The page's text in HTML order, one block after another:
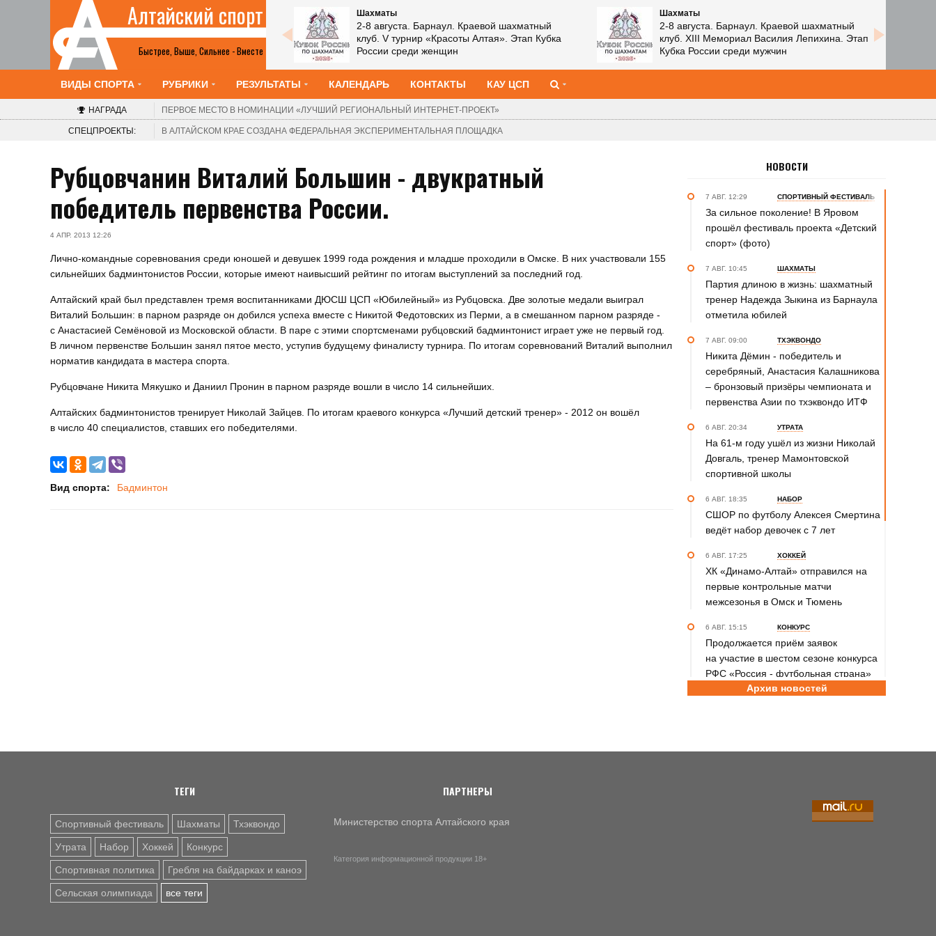
Быстрее, Выше, Сильнее - Вместе
Алтайский спорт
Все анонсы
Шахматы
2-8 августа. Барнаул. Краевой шахматный
клуб. V турнир «Красоты Алтая». Этап Кубка
России среди женщин
Шахматы
2-8 августа. Барнаул. Краевой шахматный
клуб. XIII Мемориал Василия Лепихина. Этап
Кубка России среди мужчин
ВИДЫ СПОРТА РУБРИКИ РЕЗУЛЬТАТЫ КАЛЕНДАРЬ КОНТАКТЫ КАУ ЦСП
НАГРАДА ПЕРВОЕ МЕСТО В НОМИНАЦИИ «ЛУЧШИЙ РЕГИОНАЛЬНЫЙ ИНТЕРНЕТ-ПРОЕКТ»
СПЕЦПРОЕКТЫ: В АЛТАЙСКОМ КРАЕ СОЗДАНА ФЕДЕРАЛЬНАЯ ЭКСПЕРИМЕНТАЛЬНАЯ ПЛОЩАДКА
Рубцовчанин Виталий Большин - двукратный
победитель первенства России.
4 АПР. 2013 12:26
Лично-командные соревнования среди юношей и девушек 1999 года рождения и младше проходили в Омске. В них участвовали 155
сильнейших бадминтонистов России, которые имеют наивысший рейтинг по итогам выступлений за последний год.
Алтайский край был представлен тремя воспитанниками ДЮСШ ЦСП «Юбилейный» из Рубцовска. Две золотые медали выиграл
Виталий Большин: в парном разряде он добился успеха вместе с Никитой Федотовских из Перми, а в смешанном парном разряде -
с Анастасией Семёновой из Московской области. В паре с этими спортсменами рубцовский бадминтонист играет уже не первый год.
В личном первенстве Большин занял пятое место, уступив будущему финалисту турнира. По итогам соревнований Виталий выполнил
норматив кандидата в мастера спорта.
Рубцовчане Никита Мякушко и Даниил Пронин в парном разряде вошли в число 14 сильнейших.
Алтайских бадминтонистов тренирует Николай Зайцев. По итогам краевого конкурса «Лучший детский тренер» - 2012 он вошёл
в число 40 специалистов, ставших его победителями.
Вид спорта: Бадминтон
НОВОСТИ
7 АВГ. 12:29 СПОРТИВНЫЙ ФЕСТИВАЛЬ
За сильное поколение! В Яровом
прошёл фестиваль проекта «Детский
спорт» (фото)
7 АВГ. 10:45 ШАХМАТЫ
Партия длиною в жизнь: шахматный
тренер Надежда Зыкина из Барнаула
отметила юбилей
7 АВГ. 09:00 ТХЭКВОНДО
Никита Дёмин - победитель и
серебряный, Анастасия Калашникова
– бронзовый призёры чемпионата и
первенства Азии по тхэквондо ИТФ
6 АВГ. 20:34 УТРАТА
На 61-м году ушёл из жизни Николай
Довгаль, тренер Мамонтовской
спортивной школы
6 АВГ. 18:35 НАБОР
СШОР по футболу Алексея Смертина
ведёт набор девочек с 7 лет
6 АВГ. 17:25 ХОККЕЙ
ХК «Динамо-Алтай» отправился на
первые контрольные матчи
межсезонья в Омск и Тюмень
6 АВГ. 15:15 КОНКУРС
Продолжается приём заявок
на участие в шестом сезоне конкурса
РФС «Россия - футбольная страна»
первенства России на счету
Архив новостей
ТЕГИ
Спортивный фестиваль Шахматы Тхэквондо
Утрата Набор Хоккей Конкурс
Спортивная политика Гребля на байдарках и каноэ
Сельская олимпиада все теги
ПАРТНЕРЫ
Министерство спорта Алтайского края
Категория информационной продукции 18+